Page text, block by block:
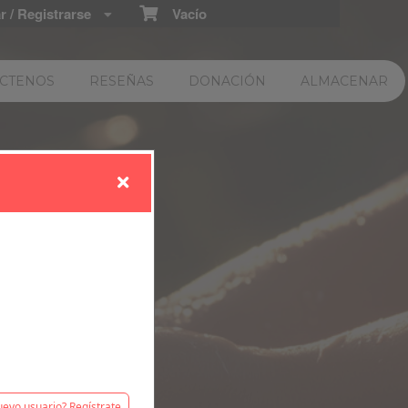
Vacío
Registrarse
RESEÑAS DONACIÓN ALMACENAR